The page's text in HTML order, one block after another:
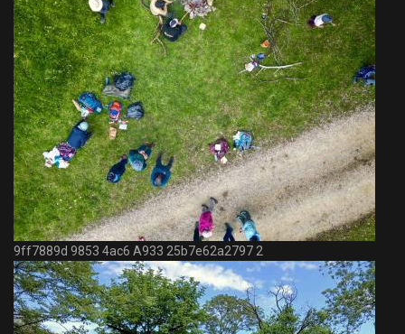
9ff7889d 9853 4ac6 A933 25b7e62a2797 2